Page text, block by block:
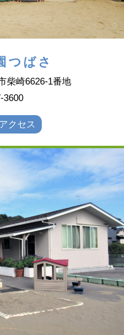
つばさ
柴崎6626-1番地
3600
アクセス